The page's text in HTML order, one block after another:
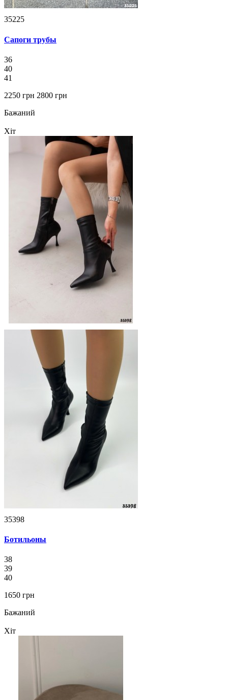
35225
Сапоги трубы
36
40
41
2250 грн 2800 грн
Бажаний
Хіт
35398
Ботильоны
38
39
40
1650 грн
Бажаний
Хіт